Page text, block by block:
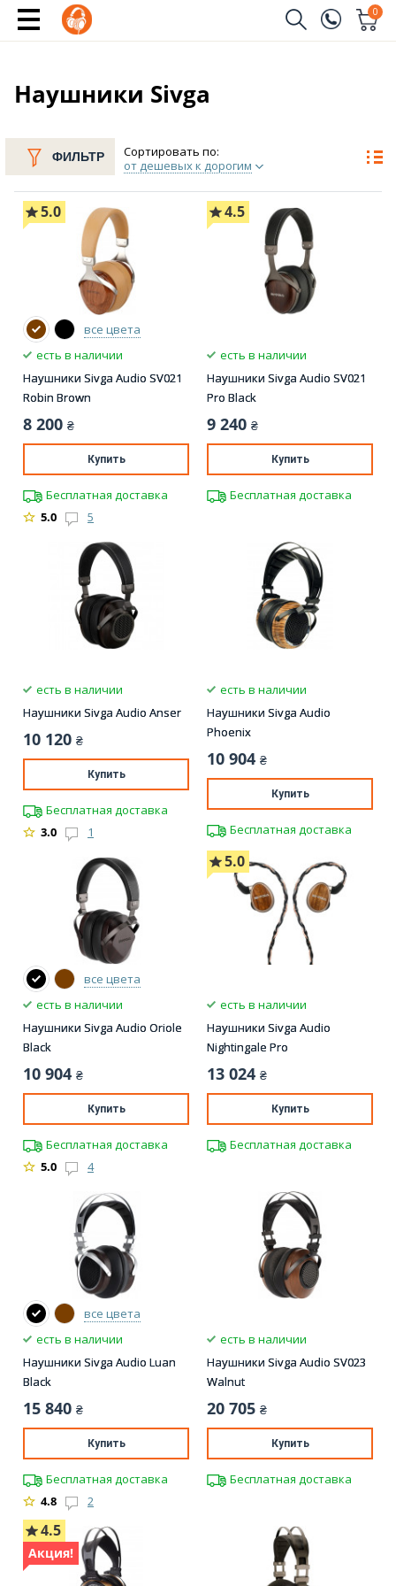
0
Телефон
Отправить
Наушники Sivga
ФИЛЬТР
Сортировать по:
от дешевых к дорогим
5.0
все цвета
есть в наличии
Наушники Sivga Audio SV021
Robin Brown
8 200 ₴
Купить
Бесплатная доставка
5.0
5
4.5
есть в наличии
Наушники Sivga Audio SV021
Pro Black
9 240 ₴
Купить
Бесплатная доставка
есть в наличии
Наушники Sivga Audio Anser
10 120 ₴
Купить
Бесплатная доставка
3.0
1
есть в наличии
Наушники Sivga Audio
Phoenix
10 904 ₴
Купить
Бесплатная доставка
все цвета
есть в наличии
Наушники Sivga Audio Oriole
Black
10 904 ₴
Купить
Бесплатная доставка
5.0
4
5.0
есть в наличии
Наушники Sivga Audio
Nightingale Pro
13 024 ₴
Купить
Бесплатная доставка
все цвета
есть в наличии
Наушники Sivga Audio Luan
Black
15 840 ₴
Купить
Бесплатная доставка
4.8
2
есть в наличии
Наушники Sivga Audio SV023
Walnut
20 705 ₴
Купить
Бесплатная доставка
4.5
Акция!